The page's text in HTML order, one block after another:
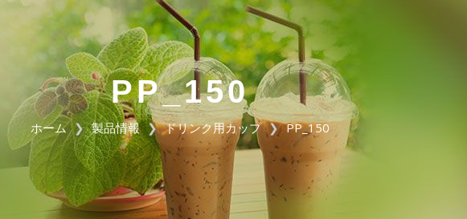
PP_150
ホーム 製品情報 ドリンク用カップ PP_150